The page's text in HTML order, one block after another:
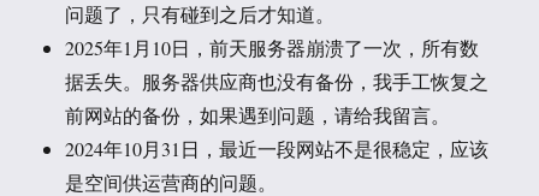
问题了，只有碰到之后才知道。
2025年1月10日，前天服务器崩溃了一次，所有数
据丢失。服务器供应商也没有备份，我手工恢复之
前网站的备份，如果遇到问题，请给我留言。
2024年10月31日，最近一段网站不是很稳定，应该
是空间供运营商的问题。